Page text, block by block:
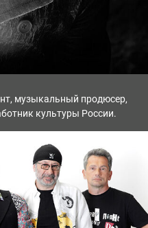
музыкальный продюсер,
культуры России.